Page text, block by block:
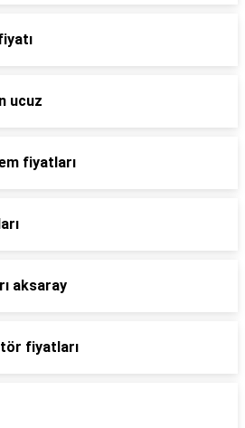
ucuz
fiyatları
aksaray
fiyatları